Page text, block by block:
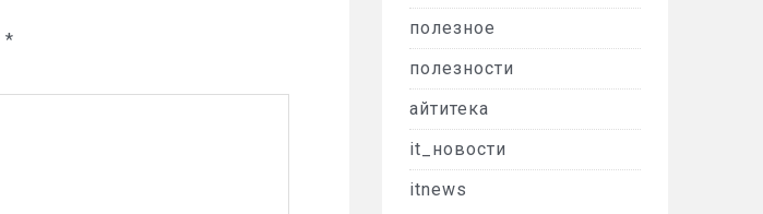
*
полезное
полезности
айтитека
it_новости
itnews